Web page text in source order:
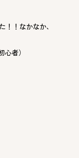
！！なかなか、
者）